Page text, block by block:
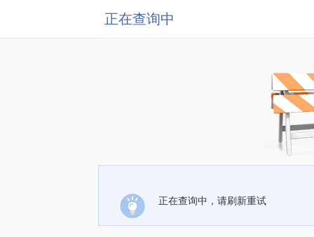
正在查询中
正在查询中，请刷新重试